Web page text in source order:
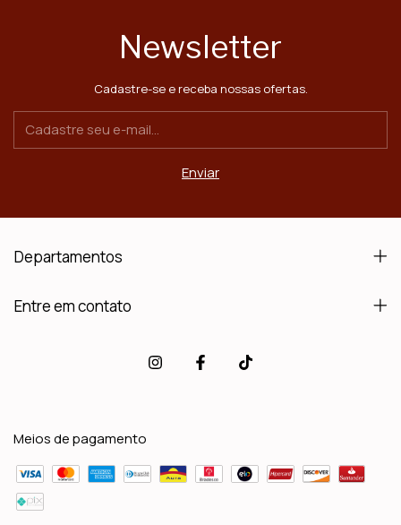
Newsletter
Cadastre-se e receba nossas ofertas.
Departamentos
Entre em contato
Meios de pagamento